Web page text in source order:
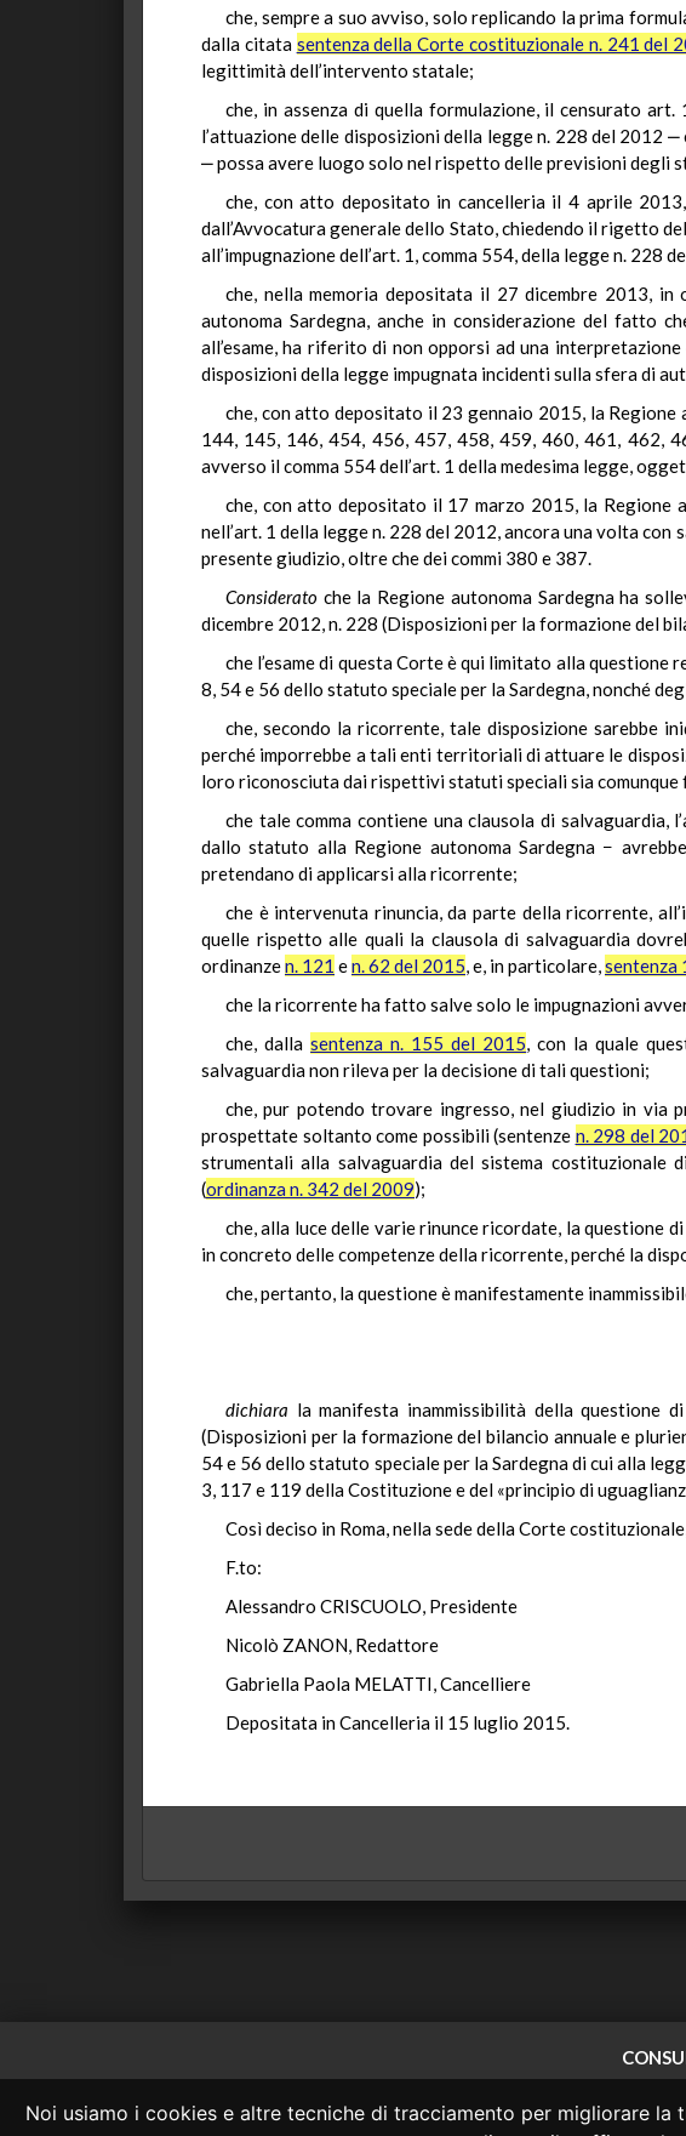
Noi usiamo i cookies e altre tecniche di tracciamento per migliorare
che, sempre a suo avviso, solo replicando la prima
dalla citata sentenza della Corte costituzionale n. 241 del
legittimità dell’intervento statale;
che, in assenza di quella formulazione, il censurato
l’attuazione delle disposizioni della legge n. 228 del 2012
‒ possa avere luogo solo nel rispetto delle previsioni degli
che, con atto depositato in cancelleria il 4 aprile
dall’Avvocatura generale dello Stato, chiedendo il rigetto
all’impugnazione dell’art. 1, comma 554, della legge n. 228
che, nella memoria depositata il 27 dicembre 2013,
autonoma Sardegna, anche in considerazione del fatto
all’esame, ha riferito di non opporsi ad una
disposizioni della legge impugnata incidenti sulla sfera di
che, con atto depositato il 23 gennaio 2015, la
144, 145, 146, 454, 456, 457, 458, 459, 460, 461, 462,
avverso il comma 554 dell’art. 1 della medesima legge,
che, con atto depositato il 17 marzo 2015, la Regione
nell’art. 1 della legge n. 228 del 2012, ancora una volta con
presente giudizio, oltre che dei commi 380 e 387.
Considerato che la Regione autonoma Sardegna ha
dicembre 2012, n. 228 (Disposizioni per la formazione del
che l’esame di questa Corte è qui limitato alla questione
8, 54 e 56 dello statuto speciale per la Sardegna, nonché
che, secondo la ricorrente, tale disposizione sarebbe
perché imporrebbe a tali enti territoriali di attuare le
loro riconosciuta dai rispettivi statuti speciali sia
che tale comma contiene una clausola di
dallo statuto alla Regione autonoma Sardegna −
pretendano di applicarsi alla ricorrente;
che è intervenuta rinuncia, da parte della ricorrente,
quelle rispetto alle quali la clausola di salvaguardia
ordinanzen. 121 en. 62 del 2015, e, in particolare,sentenza
che la ricorrente ha fatto salve solo le impugnazioni
che, dallasentenza n. 155 del 2015, con la quale
salvaguardia non rileva per la decisione di tali questioni;
che, pur potendo trovare ingresso, nel giudizio in via
prospettate soltanto come possibili (sentenze n. 298 del
strumentali alla salvaguardia del sistema costituzionale
(ordinanza n. 342 del 2009);
che, alla luce delle varie rinunce ricordate, la questione
in concreto delle competenze della ricorrente, perché la
che, pertanto, la questione è manifestamente
dichiara la manifesta inammissibilità della questione
(Disposizioni per la formazione del bilancio annuale e
54 e 56 dello statuto speciale per la Sardegna di cui alla
3, 117 e 119 della Costituzione e del «principio di
Così deciso in Roma, nella sede della Corte
F.to:
Alessandro CRISCUOLO, Presidente
Nicolò ZANON, Redattore
Gabriella Paola MELATTI, Cancelliere
Depositata in Cancelleria il 15 luglio 2015.
Consulta OnLine non ha prodotto